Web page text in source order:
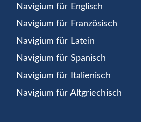
Navigium für Englisch
Navigium für Französisch
Navigium für Latein
Navigium für Spanisch
Navigium für Italienisch
Navigium für Altgriechisch